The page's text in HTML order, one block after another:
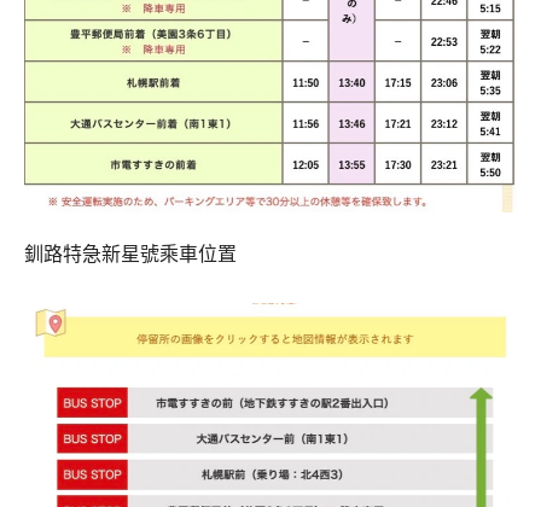
釧路特急新星號乘車位置